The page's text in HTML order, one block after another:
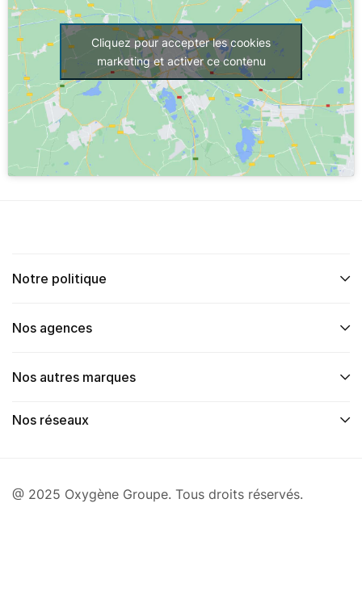
Cliquez pour accepter les cookies
marketing et activer ce contenu
Notre politique
Nos agences
Nos autres marques
Nos réseaux
@ 2025 Oxygène Groupe. Tous droits réservés.